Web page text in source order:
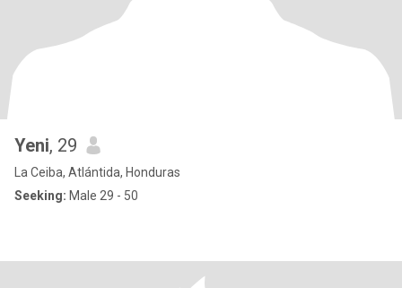
Yeni, 29
La Ceiba, Atlántida, Honduras
Seeking: Male 29 - 50